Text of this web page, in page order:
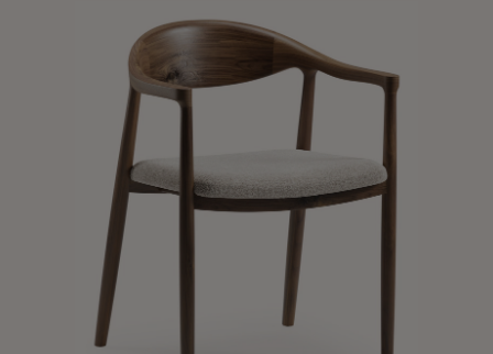
Liquidation des modèles d'exposition – Visitez nos
showrooms
Vente Conjointe -50% à l’achat de minimum 2 meubles